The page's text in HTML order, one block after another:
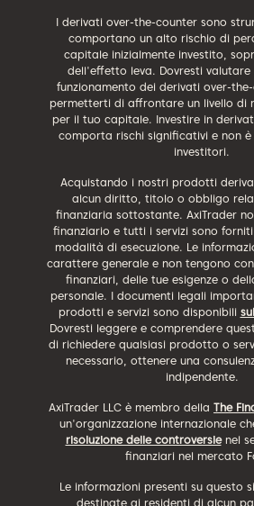
I derivati over-the-counter sono
comportano un alto rischio di
capitale inizialmente investito,
dell'effetto leva. Dovresti valutare
funzionamento dei derivati over-
permetterti di affrontare un livello di
per il tuo capitale. Investire in
comporta rischi significativi e non
investitori.
Acquistando i nostri prodotti
alcun diritto, titolo o obbligo
finanziaria sottostante. AxiTrader
finanziario e tutti i servizi sono
modalità di esecuzione. Le
carattere generale e non tengono
finanziari, delle tue esigenze o
personale. I documenti legali
prodotti e servizi sono disponibili
Dovresti leggere e comprendere
di richiedere qualsiasi prodotto o
necessario, ottenere una
indipendente.
AxiTrader LLC è membro della The
un'organizzazione internazionale
risoluzione delle controversienel
finanziari nel mercato
Le informazioni presenti su questo
destinate ai residenti di alcun